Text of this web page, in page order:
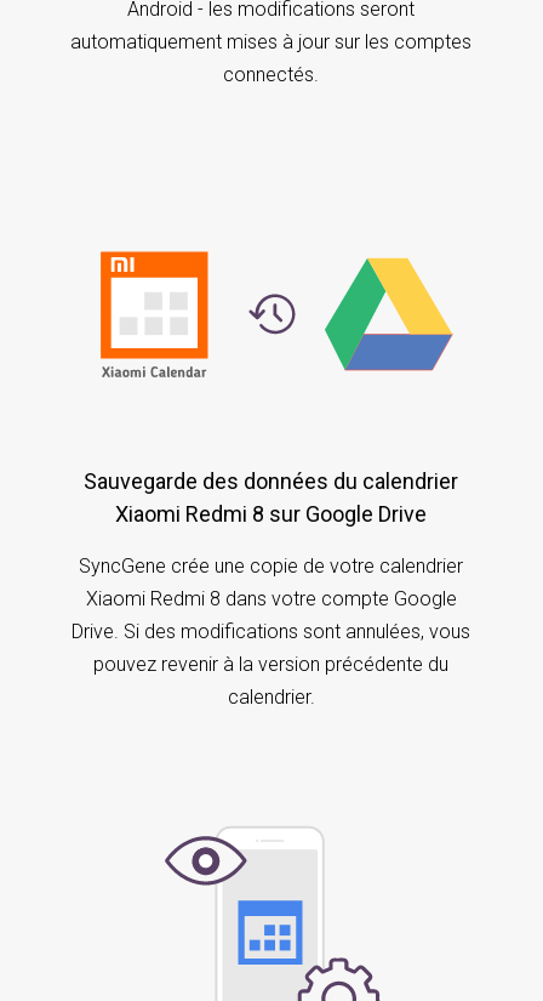
Android - les modifications seront
automatiquement mises à jour sur les comptes
connectés.
Sauvegarde des données du calendrier
Xiaomi Redmi 8 sur Google Drive
SyncGene crée une copie de votre calendrier
Xiaomi Redmi 8 dans votre compte Google
Drive. Si des modifications sont annulées, vous
pouvez revenir à la version précédente du
calendrier.